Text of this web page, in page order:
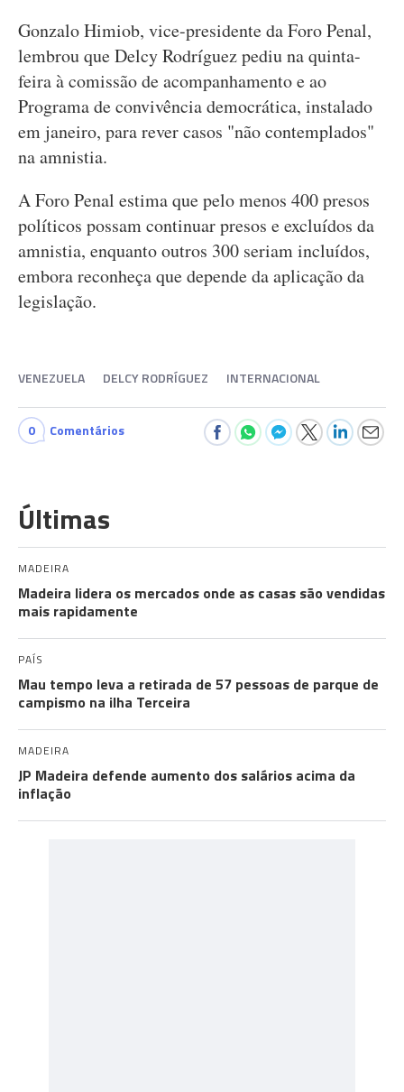
Gonzalo Himiob, vice-presidente da Foro Penal,
lembrou que Delcy Rodríguez pediu na quinta-
feira à comissão de acompanhamento e ao
Programa de convivência democrática, instalado
em janeiro, para rever casos "não contemplados"
na amnistia.
A Foro Penal estima que pelo menos 400 presos
políticos possam continuar presos e excluídos da
amnistia, enquanto outros 300 seriam incluídos,
embora reconheça que depende da aplicação da
legislação.
VENEZUELA DELCY RODRÍGUEZ INTERNACIONAL
0 Comentários
Últimas
MADEIRA
Madeira lidera os mercados onde as casas são vendidas
mais rapidamente
PAÍS
Mau tempo leva a retirada de 57 pessoas de parque de
campismo na ilha Terceira
MADEIRA
JP Madeira defende aumento dos salários acima da
inflação